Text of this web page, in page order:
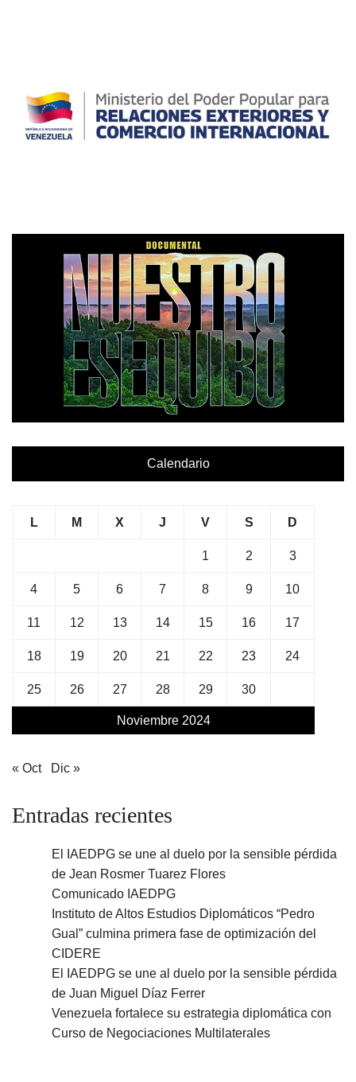
Calendario
Noviembre 2024
L M X J V S D
1 2 3
4 5 6 7 8 9 10
11 12 13 14 15 16 17
18 19 20 21 22 23 24
25 26 27 28 29 30
« Oct Dic »
Entradas recientes
El IAEDPG se une al duelo por la sensible pérdida
de Jean Rosmer Tuarez Flores
Comunicado IAEDPG
Instituto de Altos Estudios Diplomáticos “Pedro
Gual” culmina primera fase de optimización del
CIDERE
El IAEDPG se une al duelo por la sensible pérdida
de Juan Miguel Díaz Ferrer
Venezuela fortalece su estrategia diplomática con
Curso de Negociaciones Multilaterales